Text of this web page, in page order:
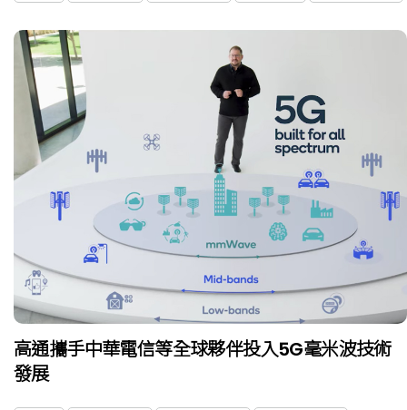
高通攜手中華電信等全球夥伴投入5G毫米波技術
發展